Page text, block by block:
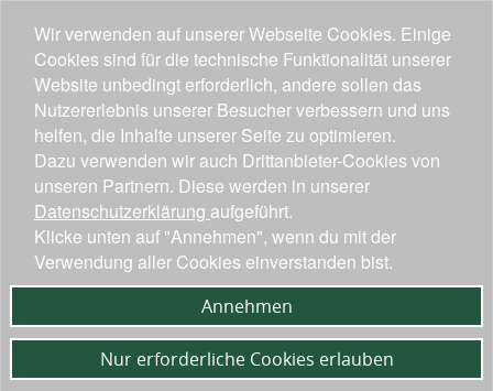
Wir verwenden auf unserer Webseite Cookies. Einige
Cookies sind für die technische Funktionalität unserer
Website unbedingt erforderlich, andere sollen das
Nutzererlebnis unserer Besucher verbessern und uns
helfen, die Inhalte unserer Seite zu optimieren.
Dazu verwenden wir auch Drittanbieter-Cookies von
unseren Partnern. Diese werden in unserer
Datenschutzerklärung aufgeführt.
Klicke unten auf "Annehmen", wenn du mit der
Verwendung aller Cookies einverstanden bist.
Annehmen
Nur erforderliche Cookies erlauben